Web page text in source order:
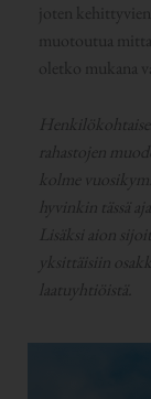
joten
muotoutua
oletko mukana
rahastojen
kolme
hyvinkin tässä
Lisäksi aion
yksittäisiin
laatuyhtiöistä.